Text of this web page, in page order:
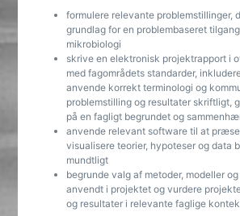
formulere relevante problemstillinger,
grundlag for en problembaseret
mikrobiologi
skrive en elektronisk projektrapport i
med fagområdets standarder,
anvende korrekt terminologi og
problemstilling og resultater skriftligt,
på en fagligt begrundet og
anvende relevant software til at
visualisere teorier, hypoteser og data
mundtligt
begrunde valg af metoder, modeller
anvendt i projektet og vurdere
og resultater i relevante faglige